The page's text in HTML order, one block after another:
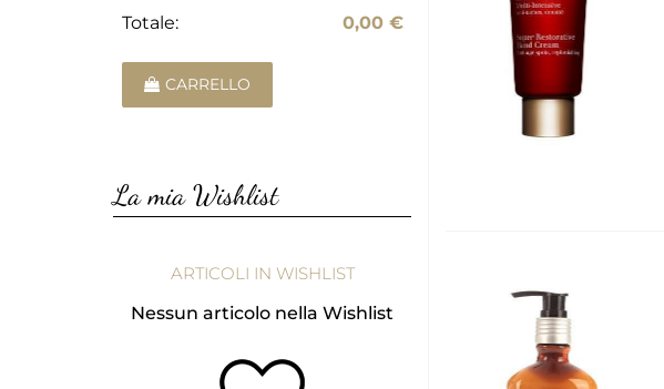
Totale: 0,00 €
CARRELLO
La mia Wishlist
ARTICOLI IN WISHLIST
Nessun articolo nella Wishlist